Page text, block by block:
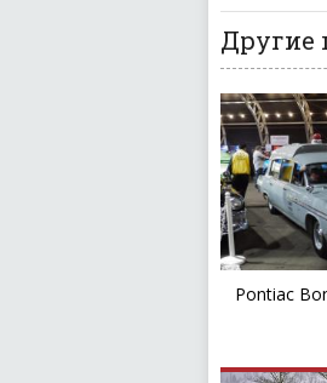
Другие
Pontiac